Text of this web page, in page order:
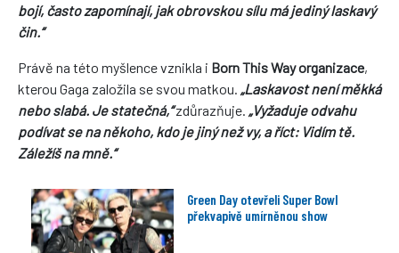
bojí, často zapomínají, jak obrovskou sílu má jediný laskavý
čin.“
Právě na této myšlence vznikla i Born This Way organizace,
kterou Gaga založila se svou matkou. „Laskavost není měkká
nebo slabá. Je statečná,“zdůrazňuje. „Vyžaduje odvahu
podívat se na někoho, kdo je jiný než vy, a říct: Vidím tě.
Záležíš na mně.“
Green Day otevřeli Super Bowl
překvapivě umírněnou show